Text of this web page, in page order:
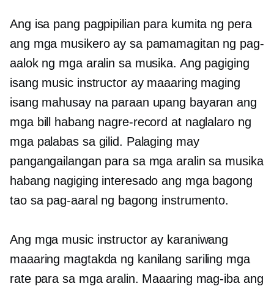
Ang isa pang pagpipilian para kumita ng pera
ang mga musikero ay sa pamamagitan ng pag-
aalok ng mga aralin sa musika. Ang pagiging
isang music instructor ay maaaring maging
isang mahusay na paraan upang bayaran ang
mga bill habang nagre-record at naglalaro ng
mga palabas sa gilid. Palaging may
pangangailangan para sa mga aralin sa musika
habang nagiging interesado ang mga bagong
tao sa pag-aaral ng bagong instrumento.
Ang mga music instructor ay karaniwang
maaaring magtakda ng kanilang sariling mga
rate para sa mga aralin. Maaaring mag-iba ang